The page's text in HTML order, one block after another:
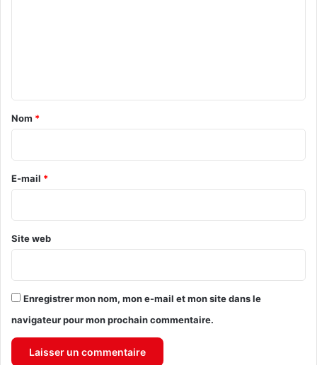
a
r
e
Nom *
E-mail *
Site web
Enregistrer mon nom, mon e-mail et mon site dans le
navigateur pour mon prochain commentaire.